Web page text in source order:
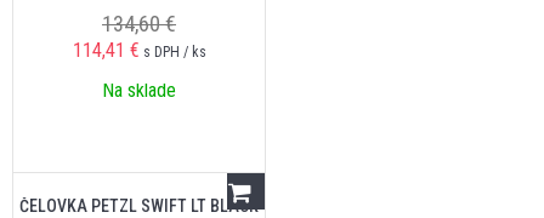
134,60 €
114,41 € s DPH / ks
Na sklade
ČELOVKA PETZL SWIFT LT BLACK